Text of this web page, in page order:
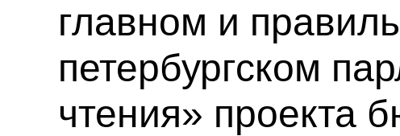
главном и
петербургском
чтения» проекта